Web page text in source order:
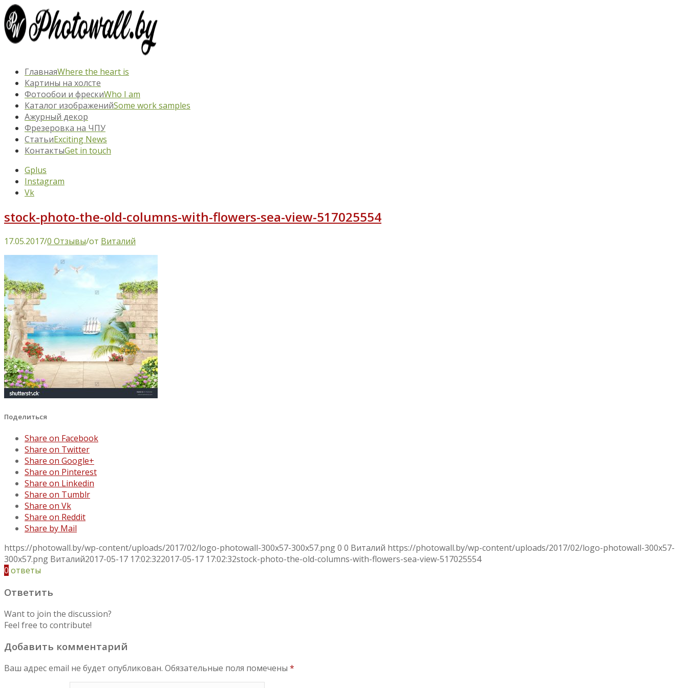
ГлавнаяWhere the heart is
Картины на холсте
Фотообои и фрескиWho I am
Каталог изображенийSome work samples
Ажурный декор
Фрезеровка на ЧПУ
СтатьиExciting News
КонтактыGet in touch
Gplus
Instagram
Vk
stock-photo-the-old-columns-with-flowers-sea-view-517025554
17.05.2017/0 Отзывы/от Виталий
Поделиться
Share on Facebook
Share on Twitter
Share on Google+
Share on Pinterest
Share on Linkedin
Share on Tumblr
Share on Vk
Share on Reddit
Share by Mail
https://photowall.by/wp-content/uploads/2017/02/logo-photowall-300x57-300x57.png0 0 Виталий https://photowall.by/wp-content/uploads/2017/02/logo-photowall-300x57-
300x57.png Виталий2017-05-17 17:02:322017-05-17 17:02:32stock-photo-the-old-columns-with-flowers-sea-view-517025554
0 ответы
Ответить
Want to join the discussion?
Feel free to contribute!
Добавить комментарий
Ваш адрес email не будет опубликован. Обязательные поля помечены *